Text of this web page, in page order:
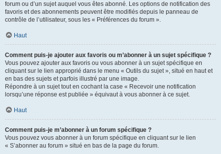
forum ou d’un sujet auquel vous êtes abonné. Les options de notification des
favoris et des abonnements peuvent être modifiés depuis le panneau de
contrôle de l’utilisateur, sous les « Préférences du forum ».
Haut
Comment puis-je ajouter aux favoris ou m’abonner à un sujet spécifique ?
Vous pouvez ajouter aux favoris ou vous abonner à un sujet spécifique en
cliquant sur le lien approprié dans le menu « Outils du sujet », situé en haut et
en bas des sujets et parfois illustré par une image.
Répondre à un sujet tout en cochant la case « Recevoir une notification
lorsqu’une réponse est publiée » équivaut à vous abonner à ce sujet.
Haut
Comment puis-je m’abonner à un forum spécifique ?
Vous pouvez vous abonner à un forum spécifique en cliquant sur le lien
« S’abonner au forum » situé en bas de la page du forum.